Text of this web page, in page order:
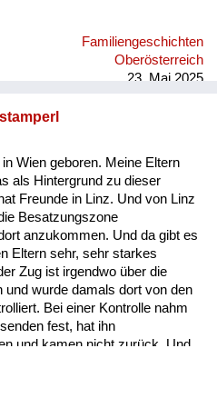
besprechen. DieToten dieses
Familiengeschichten
Oberösterreich
23. Mai 2025
Wien geboren. Meine Eltern
als Hintergrund zu dieser
Freunde in Linz. Und von Linz
Besatzungszone
anzukommen. Und da gibt es
Eltern sehr, sehr starkes
Zug ist irgendwo über die
und wurde damals dort von den
Bei einer Kontrolle nahm
fest, hat ihn
und kamen nicht zurück. Und